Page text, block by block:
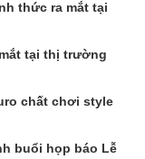
thức ra mắt tại
tại thị trường
chất chơi style
buổi họp báo Lễ